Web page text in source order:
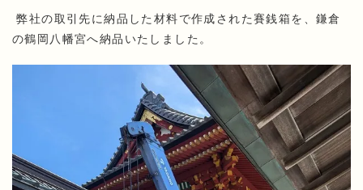
弊社の取引先に納品した材料で作成された賽銭箱を、鎌倉
の鶴岡八幡宮へ納品いたしました。